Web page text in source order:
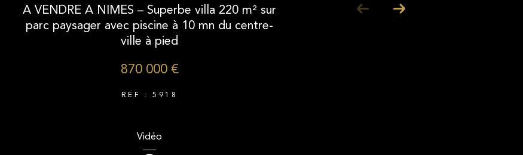
A VENDRE A NIMES – Superbe villa 220 m² sur
parc paysager avec piscine à 10 mn du centre-
ville à pied
870 000 €
REF : 5918
Vidéo